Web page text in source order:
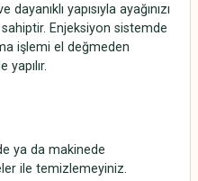
yapısıyla ayağınızı
Enjeksiyon sistemde
işlemi el değmeden
ya da makinede
ile temizlemeyiniz.